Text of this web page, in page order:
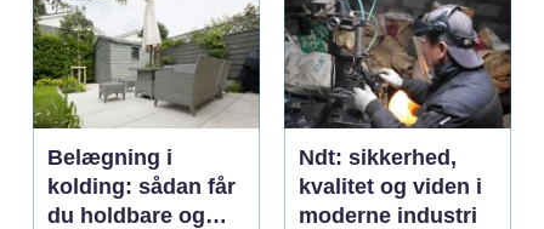
Belægning i
kolding: sådan får
du holdbare og
Ndt: sikkerhed,
kvalitet og viden i
moderne industri